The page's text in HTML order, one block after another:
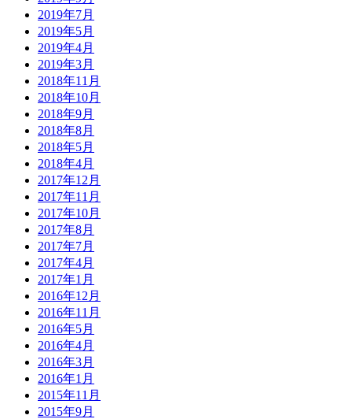
2019年7月
2019年5月
2019年4月
2019年3月
2018年11月
2018年10月
2018年9月
2018年8月
2018年5月
2018年4月
2017年12月
2017年11月
2017年10月
2017年8月
2017年7月
2017年4月
2017年1月
2016年12月
2016年11月
2016年5月
2016年4月
2016年3月
2016年1月
2015年11月
2015年9月